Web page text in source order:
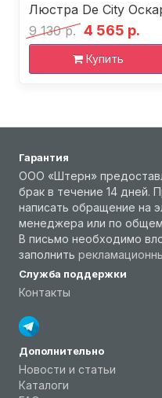
Люстра De City
9 130 р. 4 565 р.
Купить
Гарантия
ООО «Штерн»
брак в течение 14 дней.
написать обращение на
менеджера или по
В письмо необходимо
заполнить
Служба поддержки
Контакты
Дополнительно
Новости и статьи
Каталоги